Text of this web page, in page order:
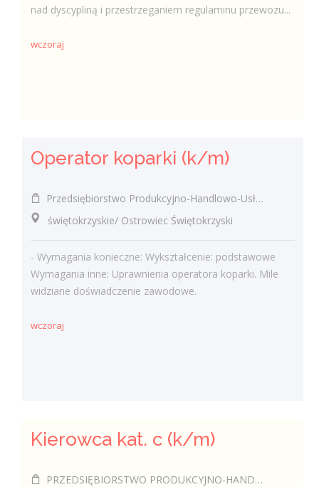
nad dyscypliną i przestrzeganiem regulaminu przewozu...
wczoraj
Operator koparki (k/m)
Przedsiębiorstwo Produkcyjno-Handlowo-Usługowe MAKO s.c. Grażyna Glibowska, Andrzej Glibowski
świętokrzyskie/ Ostrowiec Świętokrzyski
- Wymagania konieczne: Wykształcenie: podstawowe
Wymagania inne: Uprawnienia operatora koparki. Mile
widziane doświadczenie zawodowe.
wczoraj
Kierowca kat. c (k/m)
PRZEDSIĘBIORSTWO PRODUKCYJNO-HANDLOWO-USŁUGOWE "MAKO" ANDRZEJ GLIBOWSKI